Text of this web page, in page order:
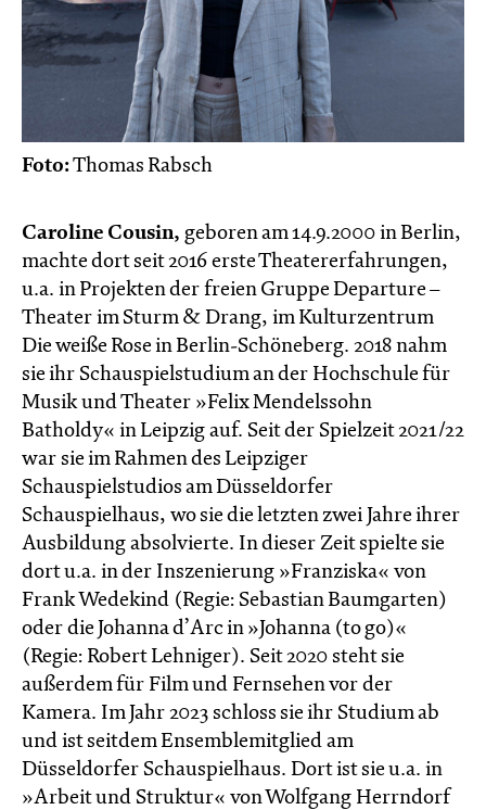
Foto:Thomas Rabsch
Caroline Cousin, geboren am 14.9.2000 in Berlin,
machte dort seit 2016 erste Theatererfahrungen,
u.a. in Projekten der freien Gruppe Departure –
Theater im Sturm & Drang, im Kulturzentrum
Die weiße Rose in Berlin-Schöneberg. 2018 nahm
sie ihr Schauspielstudium an der Hochschule für
Musik und Theater »Felix Mendelssohn
Batholdy« in Leipzig auf. Seit der Spielzeit 2021/22
war sie im Rahmen des Leipziger
Schauspielstudios am Düsseldorfer
Schauspielhaus, wo sie die letzten zwei Jahre ihrer
Ausbildung absolvierte. In dieser Zeit spielte sie
dort u.a. in der Inszenierung »Franziska« von
Frank Wedekind (Regie: Sebastian Baumgarten)
oder die Johanna d’Arc in »Johanna (to go)«
(Regie: Robert Lehniger). Seit 2020 steht sie
außerdem für Film und Fernsehen vor der
Kamera. Im Jahr 2023 schloss sie ihr Studium ab
und ist seitdem Ensemblemitglied am
Düsseldorfer Schauspielhaus. Dort ist sie u.a. in
»Arbeit und Struktur« von Wolfgang Herrndorf